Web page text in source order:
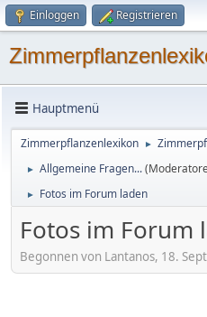
Einloggen Registrieren
Hauptmenü
Zimmerpflanzenlexikon ►
► Allgemeine Fragen...
► Fotos im Forum laden
Fotos im Forum
Begonnen von Lantanos, 18.